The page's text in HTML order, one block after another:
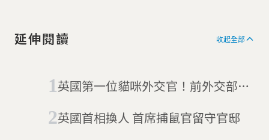
延伸閱讀 收起全部
英國第一位貓咪外交官！前外交部捕
科顧問
英國首相換人 首席捕鼠官留守官邸